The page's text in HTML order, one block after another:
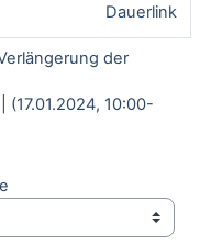
Dauerlink
der
(17.01.2024, 10:00-